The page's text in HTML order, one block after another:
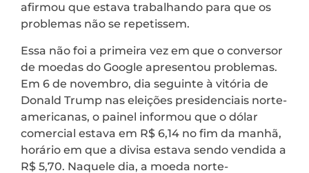
afirmou que estava trabalhando para que os
problemas não se repetissem.
Essa não foi a primeira vez em que o conversor
de moedas do Google apresentou problemas.
Em 6 de novembro, dia seguinte à vitória de
Donald Trump nas eleições presidenciais norte-
americanas, o painel informou que o dólar
comercial estava em R$ 6,14 no fim da manhã,
horário em que a divisa estava sendo vendida a
R$ 5,70. Naquele dia, a moeda norte-